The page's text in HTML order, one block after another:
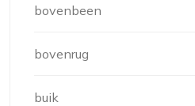
bovenbeen
bovenrug
buik